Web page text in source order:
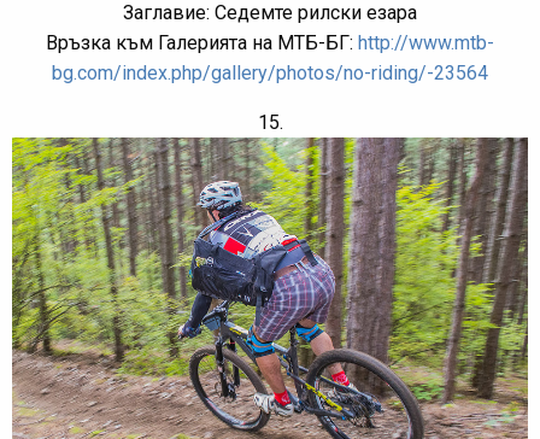
Заглавие: Седемте рилски езара
Връзка към Галерията на МТБ-БГ: http://www.mtb-
bg.com/index.php/gallery/photos/no-riding/-23564
15.